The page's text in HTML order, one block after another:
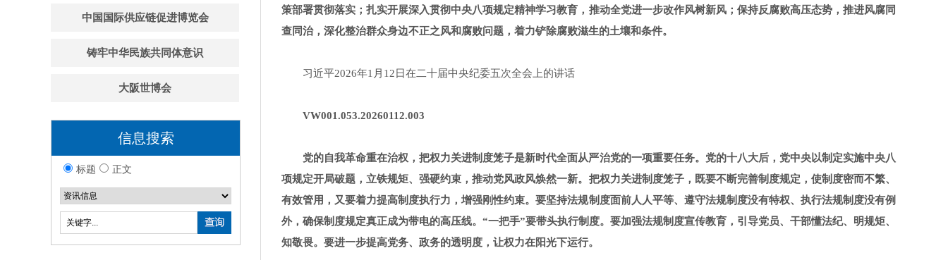
中国国际供应链促进博览会
铸牢中华民族共同体意识
大阪世博会
信息搜索
标题 正文
策部署贯彻落实；扎实开展深入贯彻中央八项规定精神学习教育，推动全党进一步改作风树新风；保持反腐败高压态势，推进风腐同
查同治，深化整治群众身边不正之风和腐败问题，着力铲除腐败滋生的土壤和条件。
习近平2026年1月12日在二十届中央纪委五次全会上的讲话
VW001.053.20260112.003
党的自我革命重在治权，把权力关进制度笼子是新时代全面从严治党的一项重要任务。党的十八大后，党中央以制定实施中央八
项规定开局破题，立铁规矩、强硬约束，推动党风政风焕然一新。把权力关进制度笼子，既要不断完善制度规定，使制度密而不繁、
有效管用，又要着力提高制度执行力，增强刚性约束。要坚持法规制度面前人人平等、遵守法规制度没有特权、执行法规制度没有例
外，确保制度规定真正成为带电的高压线。“一把手”要带头执行制度。要加强法规制度宣传教育，引导党员、干部懂法纪、明规矩、
知敬畏。要进一步提高党务、政务的透明度，让权力在阳光下运行。